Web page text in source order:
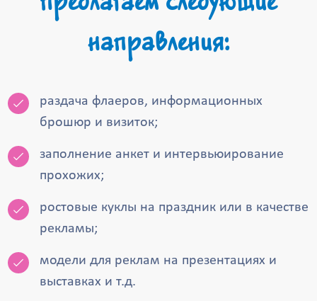
направления:
раздача флаеров, информационных
брошюр и визиток;
заполнение анкет и интервьюирование
прохожих;
ростовые куклы на праздник или в качестве
рекламы;
модели для реклам на презентациях и
выставках и т.д.